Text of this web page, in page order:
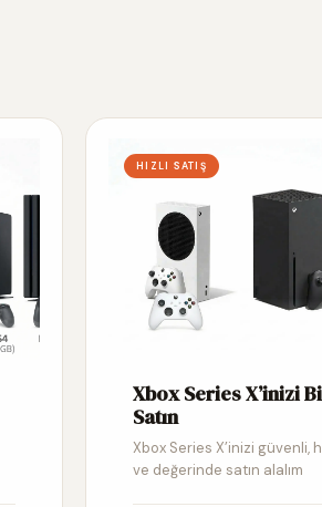
HIZLI SATIŞ
Xbox Series X’inizi
Satın
Xbox Series X’inizi güvenli,
ve değerinde satın alalım